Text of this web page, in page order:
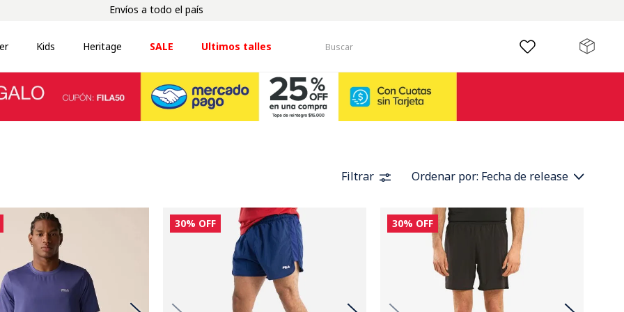
Envíos a todo el país
Kids Heritage SALE Ultimos talles
Filtrar Ordenar por Fecha de release
30% OFF 30% OFF